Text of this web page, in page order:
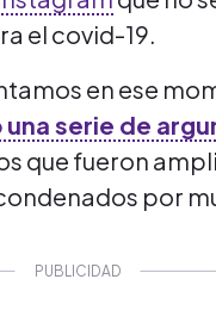
el covid-19.
en ese
serie de
que fueron
por